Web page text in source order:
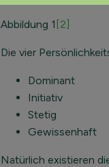
Abbildung 1 [2]
Die vier
Dominant
Initiativ
Stetig
Gewissenhaft
Natürlich existieren